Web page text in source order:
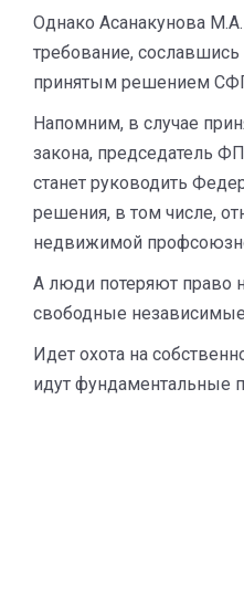
Однако Асанакунова
требование, сославшись
принятым решением
Напомним, в случае
закона, председатель
станет руководить
решения, в том числе,
недвижимой
А люди потеряют право
свободные
Идет охота на
идут фундаментальные